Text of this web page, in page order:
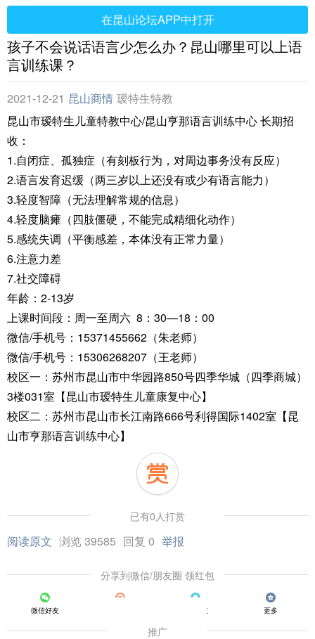
在昆山论坛APP中打开
孩子不会说话语言少怎么办？昆山哪里可以上语
言训练课？
2021-12-21 昆山商情 瑷特生特教
昆山市瑷特生儿童特教中心/昆山亨那语言训练中心 长期招
收：
1.自闭症、孤独症（有刻板行为，对周边事务没有反应）
2.语言发育迟缓（两三岁以上还没有或少有语言能力）
3.轻度智障（无法理解常规的信息）
4.轻度脑瘫（四肢僵硬，不能完成精细化动作）
5.感统失调（平衡感差，本体没有正常力量）
6.注意力差
7.社交障碍
年龄：2-13岁
上课时间段：周一至周六 8：30—18：00
微信/手机号：15371455662（朱老师）
微信/手机号：15306268207（王老师）
校区一：苏州市昆山市中华园路850号四季华城（四季商城）
3楼031室【昆山市瑷特生儿童康复中心】
校区二：苏州市昆山市长江南路666号利得国际1402室【昆
山市亨那语言训练中心】
已有0人打赏
阅读原文 浏览 39585 回复 0 举报
分享到微信/朋友圈 领红包
微信好友 QQ好友 更多
推广